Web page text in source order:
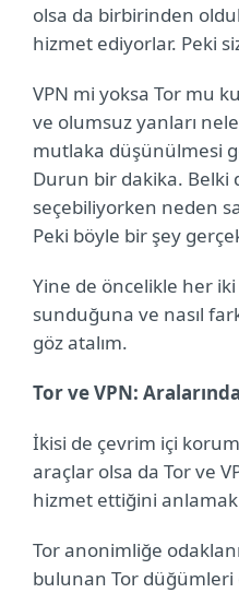
olsa da birbirinden
hizmet ediyorlar. Peki
VPN mi yoksa Tor mu
ve olumsuz yanları
mutlaka düşünülmesi
Durun bir dakika. Belki
seçebiliyorken neden
Peki böyle bir şey
Yine de öncelikle her
sunduğuna ve nasıl
göz atalım.
Tor ve VPN:
İkisi de çevrim içi
araçlar olsa da Tor ve
hizmet ettiğini
Tor anonimliğe
bulunan Tor